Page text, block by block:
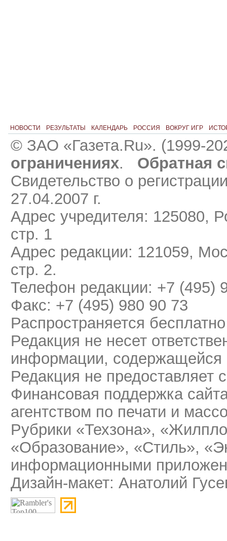
НОВОСТИ РЕЗУЛЬТАТЫ КАЛЕНДАРЬ РОССИЯ ВОКРУГ ИГР
© ЗАО «Газета.Ru». (1999-
ограничениях.
Обратная
Свидетельство о
27.04.2007 г.
Адрес учредителя: 125080,
стр. 1
Адрес редакции: 121059,
стр. 2.
Телефон редакции: +7 (495)
Факс: +7 (495) 980 90 73
Распространяется бесплатно
Редакция не несет
информации, содержащейся
Редакция не предоставляет
Финансовая поддержка
агентством по печати и
Рубрики «Техзона»,
«Образование», «Стиль»,
информационными
Дизайн-макет: Анатолий